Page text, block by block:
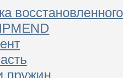
пружин